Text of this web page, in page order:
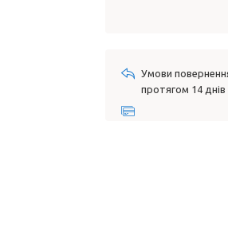
протягом 14 днів